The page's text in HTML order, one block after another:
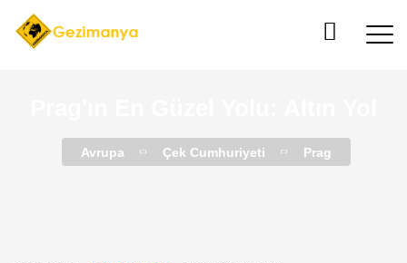
Avrupa Çek Cumhuriyeti Prag